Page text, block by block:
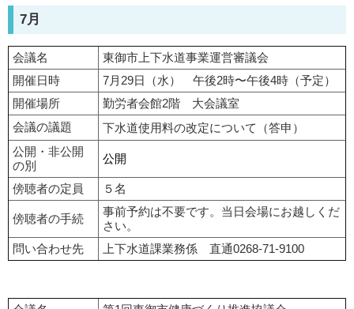
7月
会議名
東御市上下水道事業運営審議会
開催日時
7月29日（水） 午後2時〜午後4時（予定）
開催場所
勤労者会館2階 大会議室
会議の議題
下水道使用料の改定について（答申）
公開・非公開
の別
公開
傍聴者の定員 ５名
傍聴者の手続
事前予約は不要です。当日会場にお越しくだ
さい。
問い合わせ先
上下水道課業務係 直通0268-71-9100